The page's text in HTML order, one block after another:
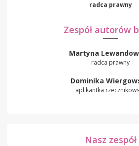
radca prawny
Zespół autorów
Martyna
radca prawny
Dominika
aplikantka
Nasz zespół